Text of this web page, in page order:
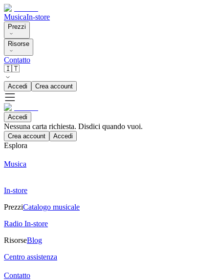
MusicaIn-store
Prezzi
Risorse
Contatto
🇮🇹
Accedi Crea account
Accedi
Nessuna carta richiesta. Disdici quando vuoi.
Crea account Accedi
Esplora
Musica
In-store
PrezziCatalogo musicale
Radio In-store
RisorseBlog
Centro assistenza
Contatto